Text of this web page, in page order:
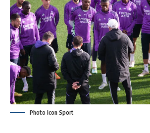
Photo Icon Sport